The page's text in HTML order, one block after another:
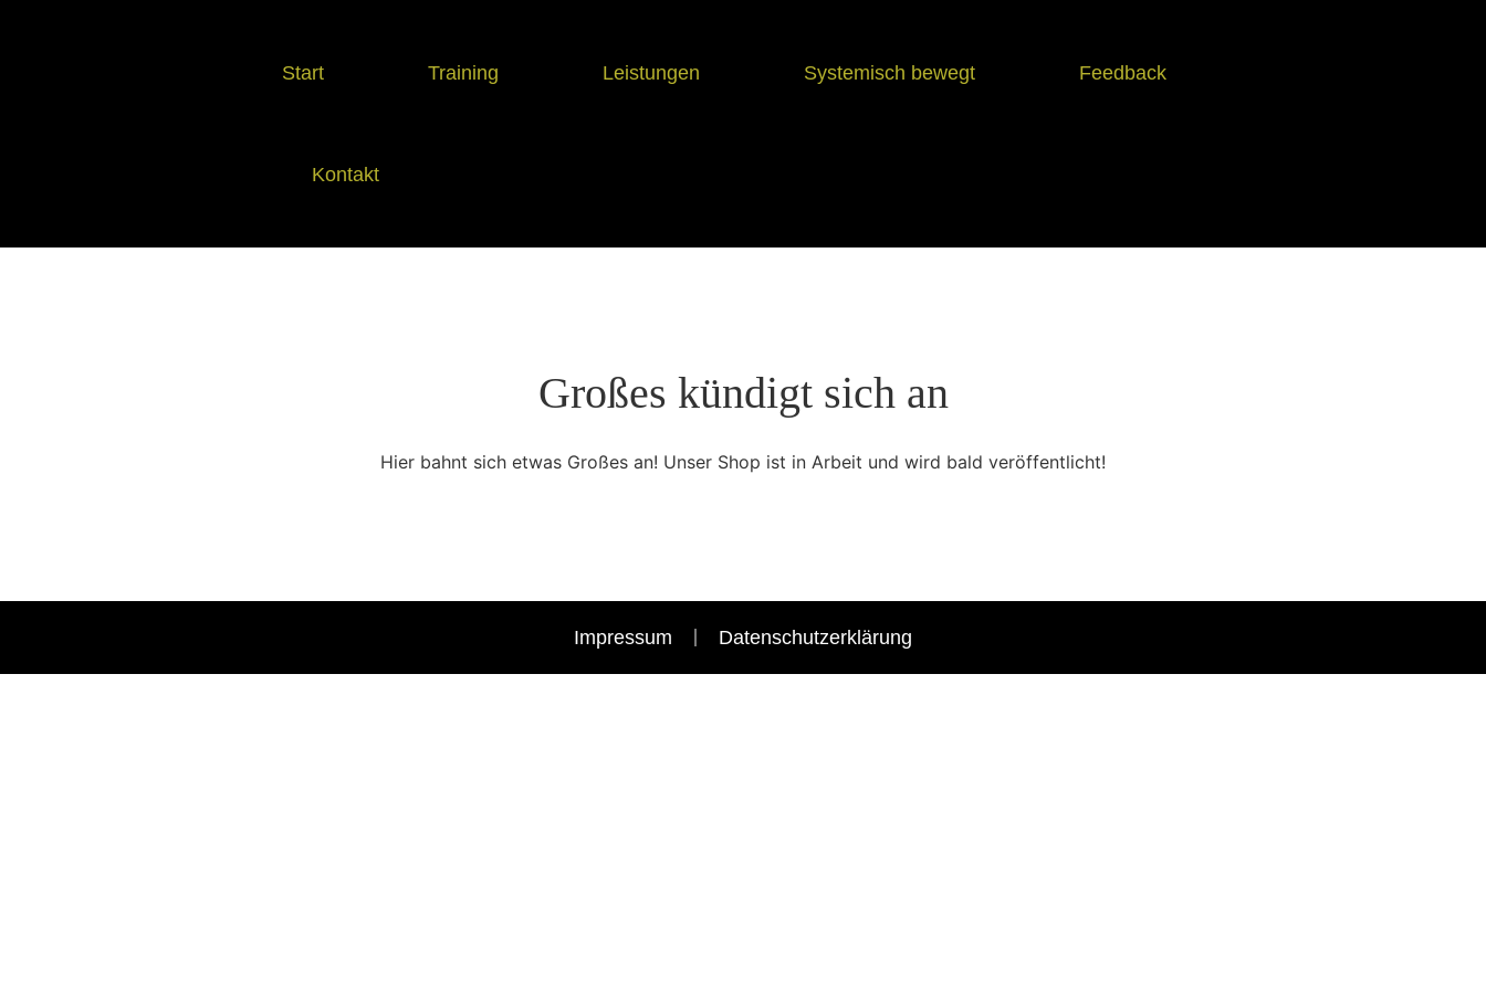
Start Training Leistungen Systemisch bewegt Feedback
Kontakt
Großes kündigt sich an
Hier bahnt sich etwas Großes an! Unser Shop ist in Arbeit und wird bald veröffentlicht!
Impressum Datenschutzerklärung